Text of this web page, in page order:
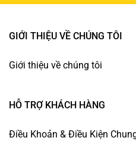
GIỚI THIỆU VỀ CHÚNG TÔI
Giới thiệu về chúng tôi
HỖ TRỢ KHÁCH HÀNG
Điều Khoản & Điều Kiện